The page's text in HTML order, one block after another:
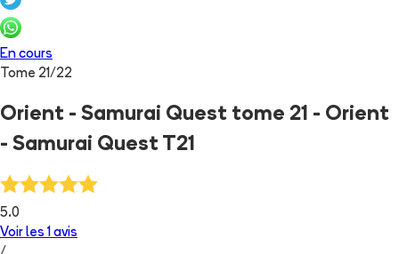
En cours
Tome 21/22
Orient - Samurai Quest tome 21 - Orient
- Samurai Quest T21
5.0
Voir les 1 avis